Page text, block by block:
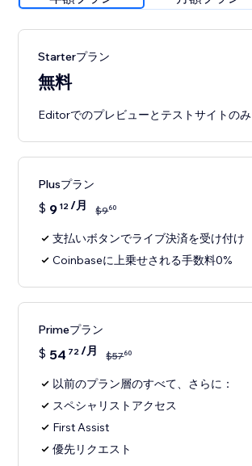
Starterプラン
無料
Editorでのプレビューとテストサイトのみ
Plusプラン
$ 9 12/月 $960
支払いボタンでライブ決済を受け付け
Coinbaseに上乗せされる手数料0%
Primeプラン
$ 54 72/月 $5760
以前のプラン層のすべて、さらに：
スペシャリストアクセス
First Assist
優先リクエスト